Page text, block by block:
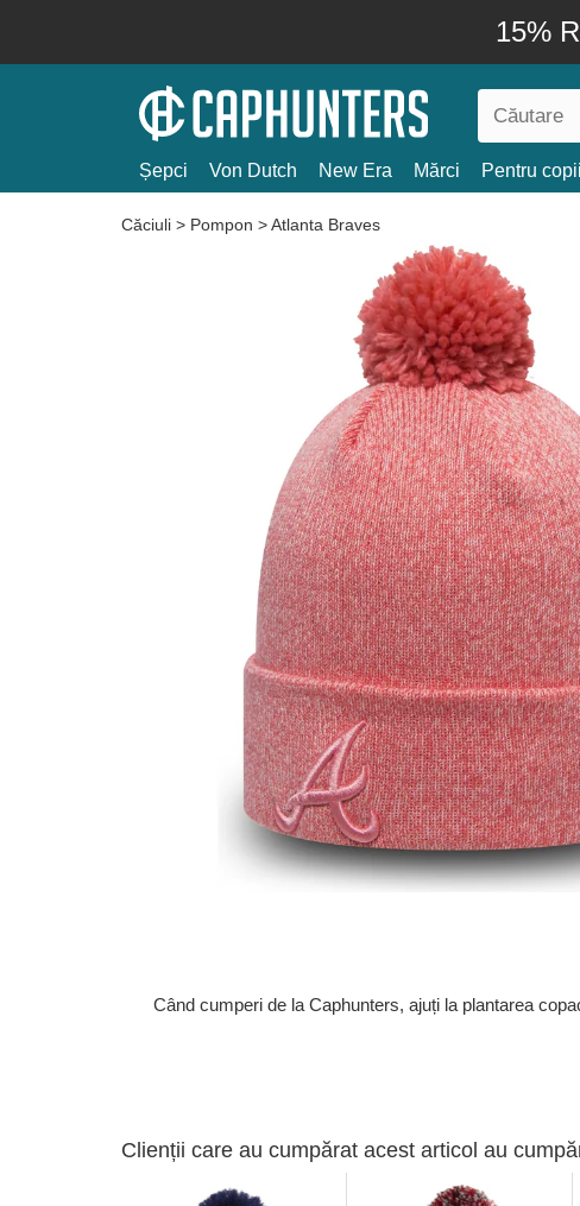
15%
Șepci Von Dutch New Era Mărci Pentru copii
Căciuli > Pompon >Atlanta Braves
Când cumperi de la Caphunters, ajuți la plantarea
Clienții care au cumpărat acest articol au